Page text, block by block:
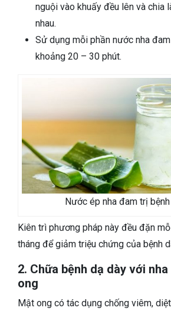
nguội vào khuấy đều lên và chia
nhau.
Sử dụng mỗi phần nước nha
khoảng 20 – 30 phút.
Nước ép nha đam trị
Kiên trì phương pháp này đều đặn
tháng để giảm triệu chứng của bệnh
2. Chữa bệnh dạ dày với
ong
Mật ong có tác dụng chống viêm,